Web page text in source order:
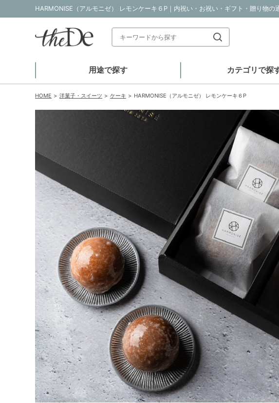
HARMONISE（アルモニゼ） レモンケーキ６P｜内祝い・お祝い・ギフト・贈り物
用途で探す カテゴリで探
HOME 洋菓子・スイーツ ケーキ HARMONISE（アルモニゼ） レモンケーキ６P